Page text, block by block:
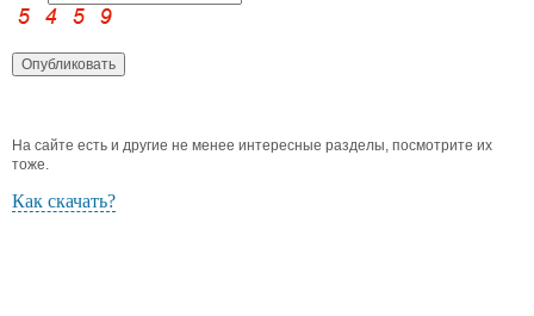
На сайте есть и другие не менее интересные разделы, посмотрите их
тоже.
Как скачать?